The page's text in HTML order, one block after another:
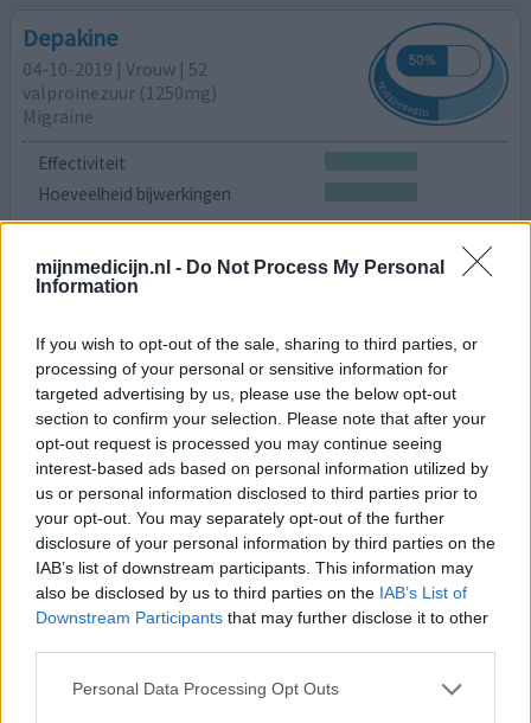
mijnmedicijn.nl - Do Not Process My Personal
Information
If you wish to opt-out of the sale, sharing to third parties, or
processing of your personal or sensitive information for
targeted advertising by us, please use the below opt-out
section to confirm your selection. Please note that after your
opt-out request is processed you may continue seeing
interest-based ads based on personal information utilized by
us or personal information disclosed to third parties prior to
your opt-out. You may separately opt-out of the further
disclosure of your personal information by third parties on the
IAB’s list of downstream participants. This information may
also be disclosed by us to third parties on the IAB’s List of
Downstream Participants that may further disclose it to other
Personal Data Processing Opt Outs
Depakine
04-10-2019 | Vrouw | 52
valproinezuur (1250mg)
Migraine
Effectiviteit
Hoeveelheid bijwerkingen
Ik ben altijd al hoofdpijnpatient geweest en sinds 10 jaar
ben ik chronisch migrainepatient met
spanningshoofdpijn. Ik heb verschillende medicijnen
ze hielpen niet. Nu heb ik al enige jaren depakine.
Aanvankelijk leek het goed te helpen, maar gaandeweg
kreeg ik weer steeds meer aanvallen. Ik slikte op een
gegeven mome [lees meer...]
geef mening 0 reacties
Depakine
20-07-2019 | Vrouw | 61
valproinezuur (500mg)
Migraine
Effectiviteit